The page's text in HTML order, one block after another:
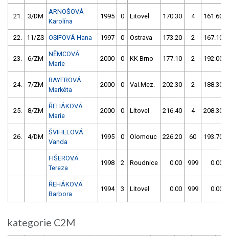
21. 3/DM
ARNOŠOVÁ
Karolína
1995 0 Litovel 170.30 4 161.60
22. 11/ZS OSIFOVÁ Hana 1997 0 Ostrava 173.20 2 167.10
23. 6/ZM
NĚMCOVÁ
Marie
2000 0 KK Brno 177.10 2 192.00
24. 7/ZM
BAYEROVÁ
Markéta
2000 0 Val.Mez. 202.30 2 188.30
25. 8/ZM
ŘEHÁKOVÁ
Marie
2000 0 Litovel 216.40 4 208.30
26. 4/DM
ŠVIHELOVÁ
Vanda
1995 0 Olomouc 226.20 60 193.70
FIŠEROVÁ
Tereza
1998 2 Roudnice 0.00 999 0.00
ŘEHÁKOVÁ
Barbora
1994 3 Litovel 0.00 999 0.00
kategorie C2M